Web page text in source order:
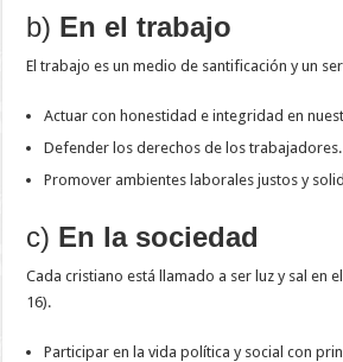
b) En el trabajo
El trabajo es un medio de santificación y un
Actuar con honestidad e integridad en
Defender los derechos de los trabajadores.
Promover ambientes laborales justos y
c) En la sociedad
Cada cristiano está llamado a ser luz y sal en
16).
Participar en la vida política y social con